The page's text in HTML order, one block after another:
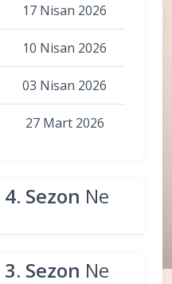
17 Nisan 2026
10 Nisan 2026
03 Nisan 2026
27 Mart 2026
4. Sezon Ne
3. Sezon Ne